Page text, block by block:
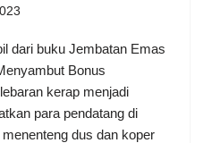
dari buku Jembatan Emas
Bonus
kerap menjadi
para pendatang di
dus dan koper